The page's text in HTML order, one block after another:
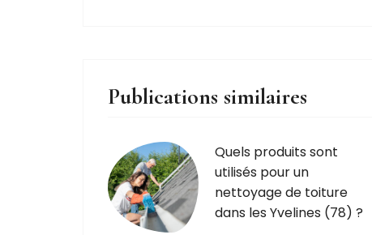
Publications similaires
Quels produits sont
utilisés pour un
nettoyage de toiture
dans les Yvelines (78) ?